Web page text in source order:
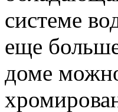
системе
еще
доме